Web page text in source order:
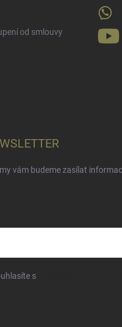
od smlouvy
vám budeme zasílat
s